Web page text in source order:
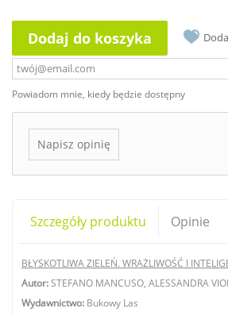
Dodaj do koszyka
Powiadom mnie, kiedy będzie dostępny
Napisz opinię
Szczegóły produktu Opinie
BŁYSKOTLIWA ZIELEŃ. WRAŻLIWOŚĆ I
Autor:STEFANO MANCUSO, ALESSANDRA
Wydawnictwo: Bukowy Las